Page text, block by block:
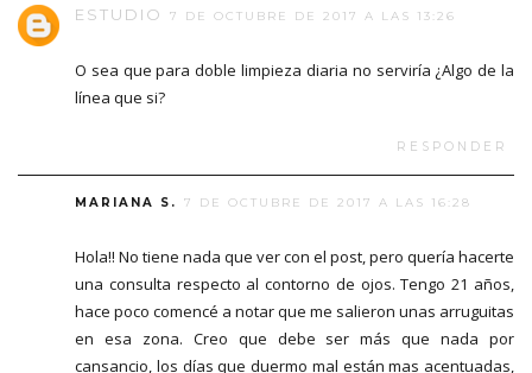
ESTUDIO 7 DE OCTUBRE DE 2017 A LAS 13:26
O sea que para doble limpieza diaria no serviría ¿Algo de la
línea que si?
RESPONDER
MARIANA S. 7 DE OCTUBRE DE 2017 A LAS 16:28
Hola!! No tiene nada que ver con el post, pero quería hacerte
una consulta respecto al contorno de ojos. Tengo 21 años,
hace poco comencé a notar que me salieron unas arruguitas
en esa zona. Creo que debe ser más que nada por
cansancio, los días que duermo mal están mas acentuadas,